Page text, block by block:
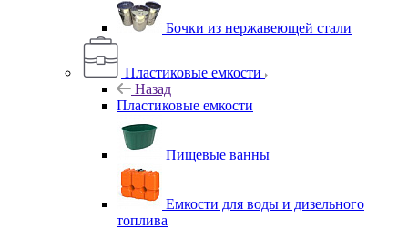
Бочки из нержавеющей стали
Пластиковые емкости
Назад
Пластиковые емкости
Пищевые ванны
Емкости для воды и дизельного
топлива